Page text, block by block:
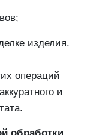
изделия.
операций
и